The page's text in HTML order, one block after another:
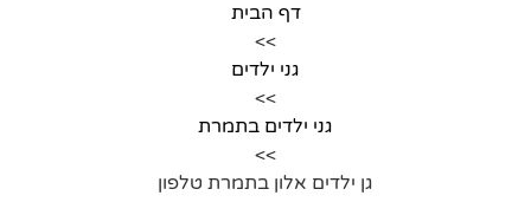
דף הבית
>>
גני ילדים
>>
גני ילדים בתמרת
>>
גן ילדים אלון בתמרת טלפון